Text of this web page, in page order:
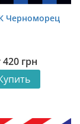
Черноморец
420 грн